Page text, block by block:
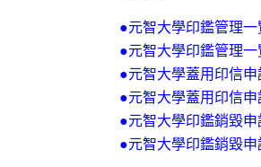
●元智大學印鑑管理一
●元智大學印鑑管理一
●元智大學蓋用印信申
●元智大學蓋用印信申
●元智大學印鑑銷毀申
●元智大學印鑑銷毀申